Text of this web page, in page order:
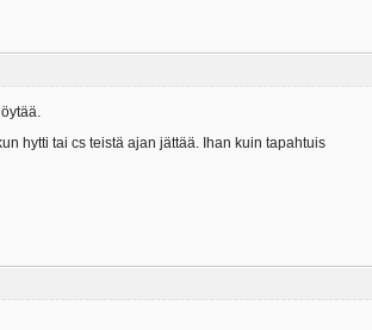
hytti tai cs teistä ajan jättää. Ihan kuin tapahtuis